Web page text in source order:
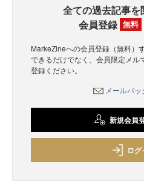
全ての過去記事を
会員登録 無料
MarkeZineへの会員登録（無料）
できるだけでなく、会員限定メル
登録ください。
メールバ
新規会員
ロ